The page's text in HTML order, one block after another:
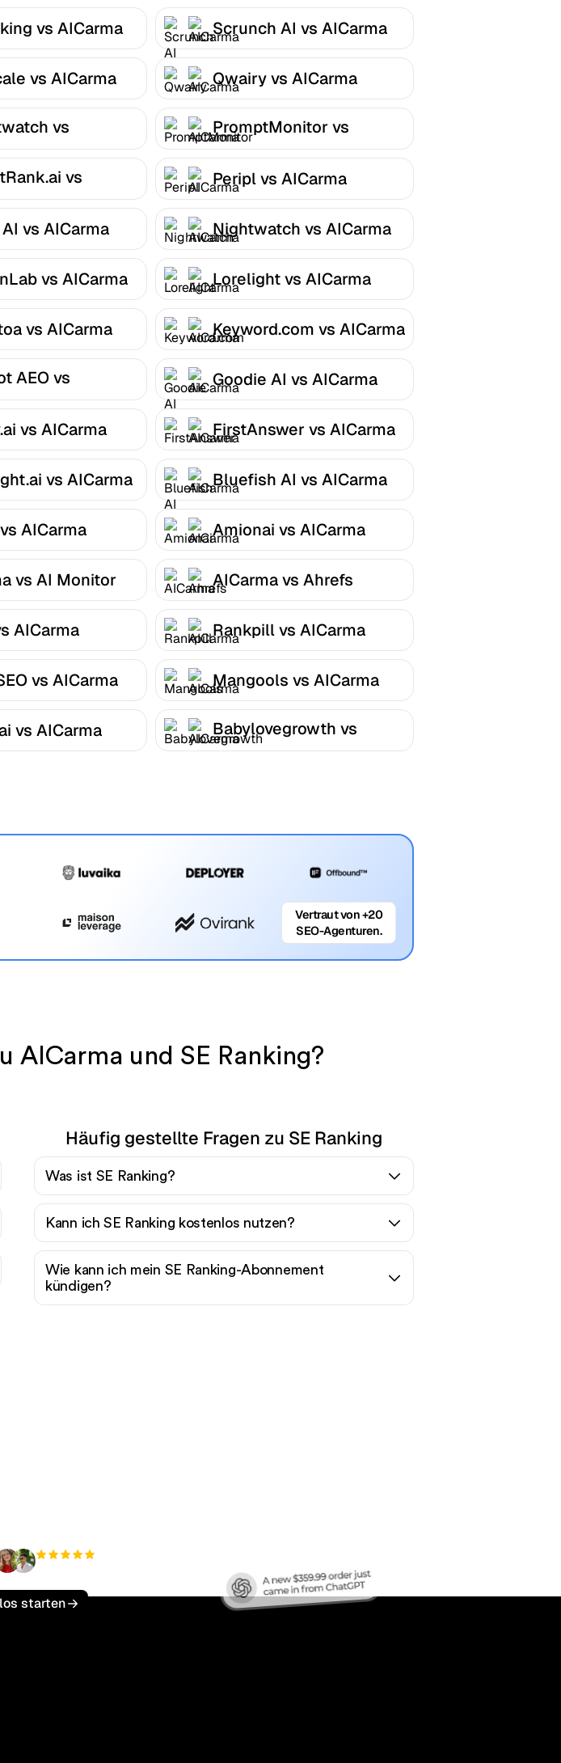
vs AICarma Scrunch AI vs AICarma
vs AICarma Qwairy vs AICarma
vs
PromptMonitor vs
AICarma
vs
Peripl vs AICarma
vs AICarma Nightwatch vs AICarma
vs AICarma Lorelight vs AICarma
vs AICarma Keyword.com vs AICarma
AEO vs
Goodie AI vs AICarma
vs AICarma FirstAnswer vs AICarma
vs AICarma Bluefish AI vs AICarma
AICarma Amionai vs AICarma
vs AI Monitor AICarma vs Ahrefs
AICarma Rankpill vs AICarma
vs AICarma Mangools vs AICarma
vs AICarma
Babylovegrowth vs
AICarma
Vertraut von +20
SEO-Agenturen.
AICarma und SE Ranking?
Häufig gestellte Fragen zu SE Ranking
Was ist SE Ranking?
Kann ich SE Ranking kostenlos nutzen?
Wie kann ich mein SE Ranking-Abonnement
kündigen?
starten